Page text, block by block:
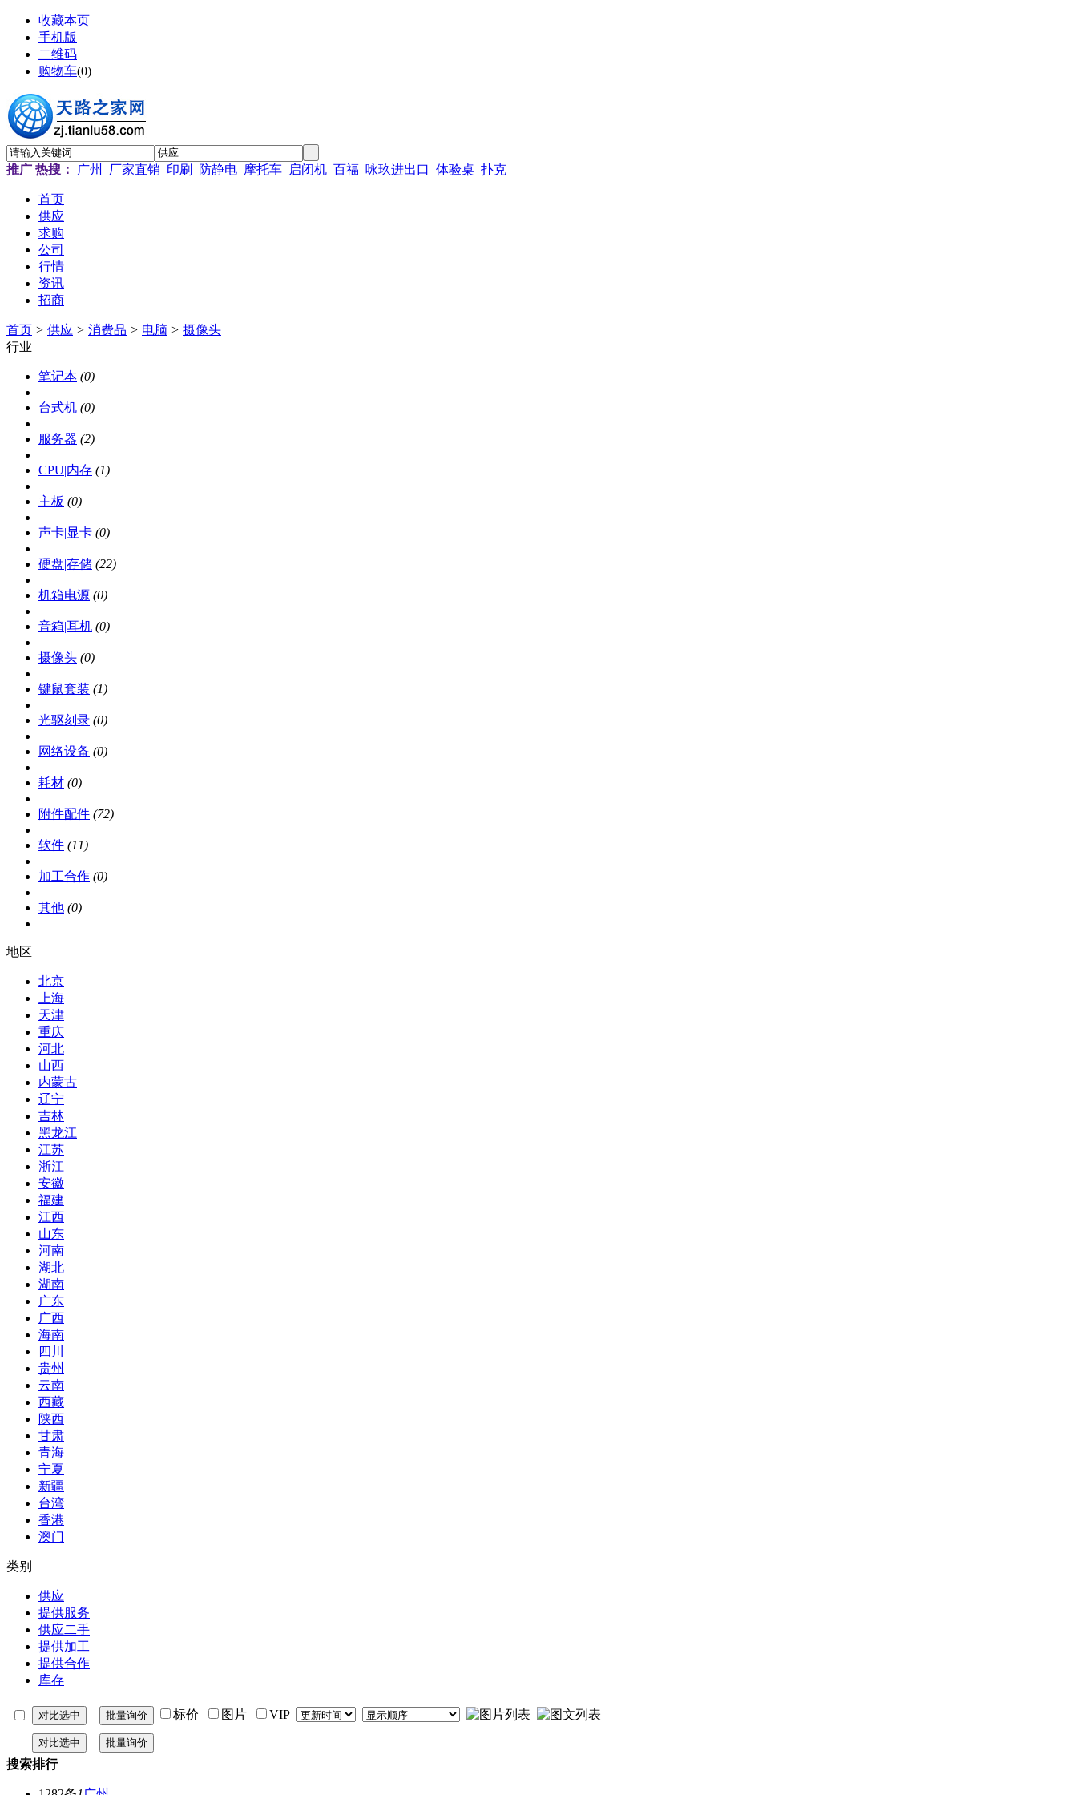
收藏本页
手机版
二维码
购物车(0)
推广 热搜： 广州 厂家直销 印刷 防静电 摩托车 启闭机 百福 咏玖进出口 体验桌 扑克
首页
供应
求购
公司
行情
资讯
招商
首页 > 供应 > 消费品 > 电脑 > 摄像头
行业
笔记本 (0)
台式机 (0)
服务器 (2)
CPU|内存 (1)
主板 (0)
声卡|显卡 (0)
硬盘|存储 (22)
机箱电源 (0)
音箱|耳机 (0)
摄像头 (0)
键鼠套装 (1)
光驱刻录 (0)
网络设备 (0)
耗材 (0)
附件配件 (72)
软件 (11)
加工合作 (0)
其他 (0)
地区
北京
上海
天津
重庆
河北
山西
内蒙古
辽宁
吉林
黑龙江
江苏
浙江
安徽
福建
江西
山东
河南
湖北
湖南
广东
广西
海南
四川
贵州
云南
西藏
陕西
甘肃
青海
宁夏
新疆
台湾
香港
澳门
类别
供应
提供服务
供应二手
提供加工
提供合作
库存
标价 图片 VIP
搜索排行